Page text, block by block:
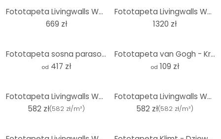
Fototapeta Livingwalls Walls by Patel fresco 1
669 zł
Fototapeta Livingwalls Walls by Patel kimono 2
1320 zł
Fototapeta sosna parasolowa z winietowaniem
od 417 zł
Fototapeta van Gogh - Kremowy kwiat migdałowca - Okrągła - tapeta flizelinowa/tapeta flizelinowa sam
od 109 zł
Fototapeta Livingwalls Walls by Patel 3 Artist`S Studio 1 fioletowy, różowy, zielony, brązowy, żółty
582 zł(582 zł/m²)
Fototapeta Livingwalls Walls by Patel 3 Artist`S Studio 4 kolorowe, czerwone, różowe, czarne, zielon
582 zł(582 zł/m²)